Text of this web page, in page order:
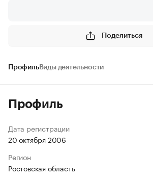
Поделиться
ПрофильВиды деятельности
Профиль
Дата регистрации
20 октября 2006
Регион
Ростовская область